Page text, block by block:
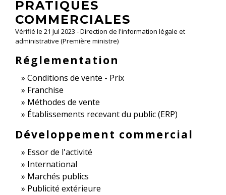
PRATIQUES
COMMERCIALES
Vérifié le 21 Jul 2023 - Direction de l'information légale et
administrative (Première ministre)
Réglementation
Conditions de vente - Prix
Franchise
Méthodes de vente
Établissements recevant du public (ERP)
Développement commercial
Essor de l'activité
International
Marchés publics
Publicité extérieure